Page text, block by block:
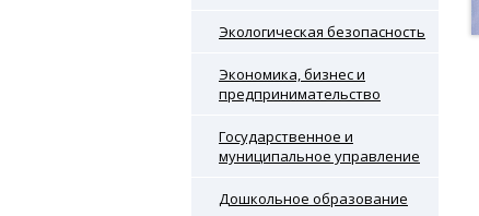
Экологическая безопасность
Экономика, бизнес и
предпринимательство
Государственное и
муниципальное управление
Дошкольное образование